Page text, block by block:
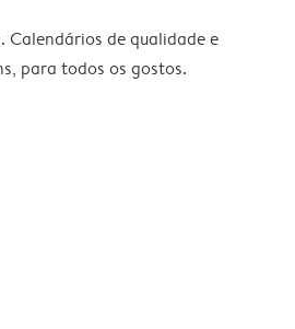
Calendários de qualidade e
para todos os gostos.
pagination